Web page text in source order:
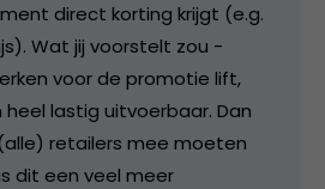
direct korting krijgt (e.g.
Wat jij voorstelt zou -
voor de promotie lift,
lastig uitvoerbaar. Dan
retailers mee moeten
dit een veel meer